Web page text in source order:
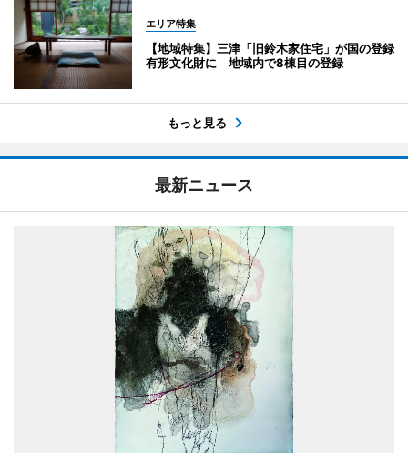
エリア特集
【地域特集】三津「旧鈴木家住宅」が国の登録
有形文化財に 地域内で8棟目の登録
もっと見る
最新ニュース